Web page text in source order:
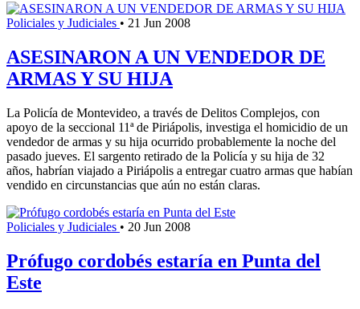
Policiales y Judiciales • 21 Jun 2008
ASESINARON A UN VENDEDOR DE
ARMAS Y SU HIJA
La Policía de Montevideo, a través de Delitos Complejos, con
apoyo de la seccional 11ª de Piriápolis, investiga el homicidio de un
vendedor de armas y su hija ocurrido probablemente la noche del
pasado jueves. El sargento retirado de la Policía y su hija de 32
años, habrían viajado a Piriápolis a entregar cuatro armas que habían
vendido en circunstancias que aún no están claras.
Policiales y Judiciales • 20 Jun 2008
Prófugo cordobés estaría en Punta del
Este